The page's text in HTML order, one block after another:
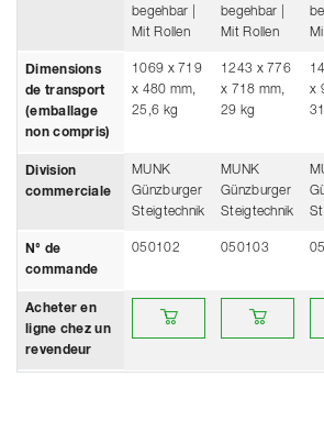
begehbar |
Mit Rollen
begehbar |
Mit Rollen
Dimensions
de transport
(emballage
non compris)
1069 x 719
x 480 mm,
25,6 kg
1243 x 776
x 718 mm,
29 kg
x
Division
commerciale
MUNK
Günzburger
Steigtechnik
MUNK
Günzburger
Steigtechnik
N° de
commande
050102 050103
Acheter en
ligne chez un
revendeur
Acheter en ligne chez un
Acheter en